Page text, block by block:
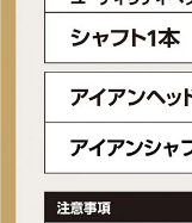
ボンスチール(SCS)で振
■左右：右
■ヘッド素材・製法：
■ヘッドタイプ：ピン型